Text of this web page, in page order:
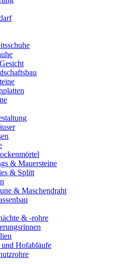
& Mauersteine
& Splitt
& Maschendraht
& -rohre
und Hofabläufe